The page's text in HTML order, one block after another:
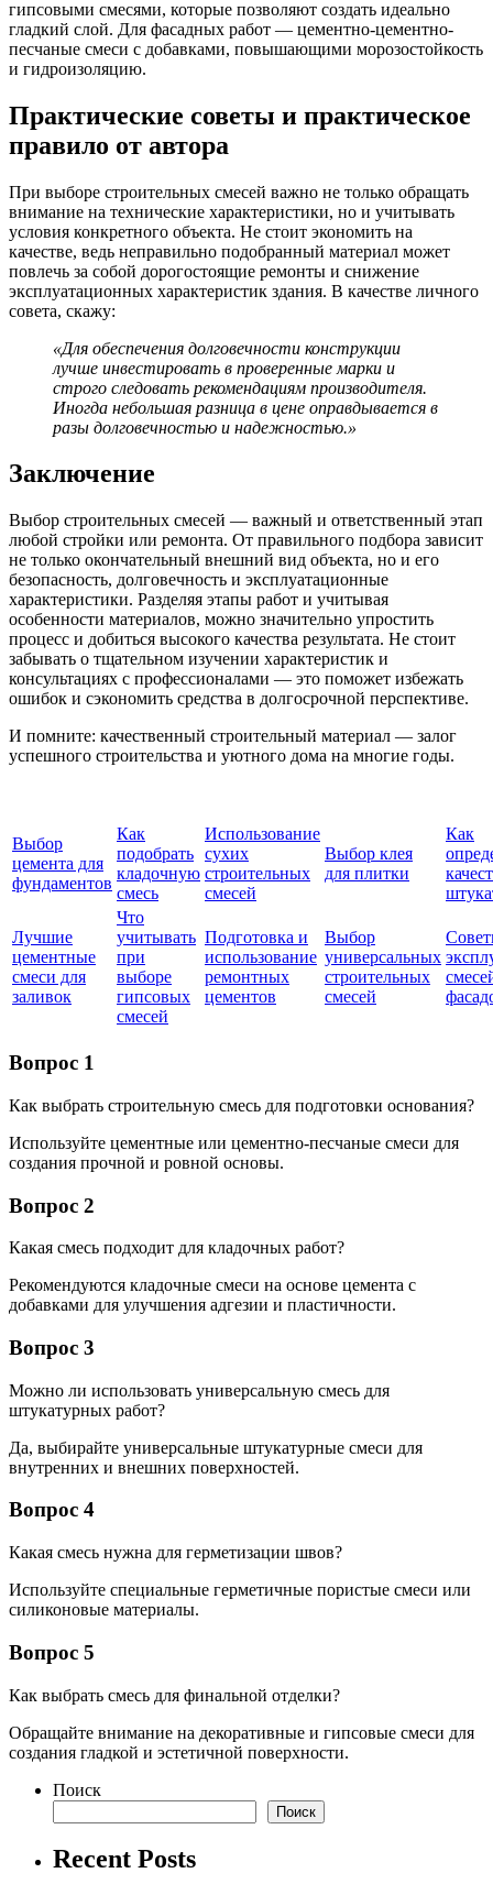
гипсовыми смесями, которые позволяют создать идеально
гладкий слой. Для фасадных работ — цементно-цементно-
песчаные смеси с добавками, повышающими морозостойкость
и гидроизоляцию.
Практические советы и практическое
правило от автора
При выборе строительных смесей важно не только обращать
внимание на технические характеристики, но и учитывать
условия конкретного объекта. Не стоит экономить на
качестве, ведь неправильно подобранный материал может
повлечь за собой дорогостоящие ремонты и снижение
эксплуатационных характеристик здания. В качестве личного
совета, скажу:
«Для обеспечения долговечности конструкции
лучше инвестировать в проверенные марки и
строго следовать рекомендациям производителя.
Иногда небольшая разница в цене оправдывается в
разы долговечностью и надежностью.»
Заключение
Выбор строительных смесей — важный и ответственный этап
любой стройки или ремонта. От правильного подбора зависит
не только окончательный внешний вид объекта, но и его
безопасность, долговечность и эксплуатационные
характеристики. Разделяя этапы работ и учитывая
особенности материалов, можно значительно упростить
процесс и добиться высокого качества результата. Не стоит
забывать о тщательном изучении характеристик и
консультациях с профессионалами — это поможет избежать
ошибок и сэкономить средства в долгосрочной перспективе.
И помните: качественный строительный материал — залог
успешного строительства и уютного дома на многие годы.
Выбор
цемента для
фундаментов
Как
подобрать
кладочную
смесь
Использование
сухих
строительных
смесей
Выбор клея
для плитки
Как
Лучшие
цементные
смеси для
заливок
Что
учитывать
при
выборе
гипсовых
смесей
Подготовка и
использование
ремонтных
цементов
Выбор
универсальных
строительных
смесей
Вопрос 1
Как выбрать строительную смесь для подготовки основания?
Используйте цементные или цементно-песчаные смеси для
создания прочной и ровной основы.
Вопрос 2
Какая смесь подходит для кладочных работ?
Рекомендуются кладочные смеси на основе цемента с
добавками для улучшения адгезии и пластичности.
Вопрос 3
Можно ли использовать универсальную смесь для
штукатурных работ?
Да, выбирайте универсальные штукатурные смеси для
внутренних и внешних поверхностей.
Вопрос 4
Какая смесь нужна для герметизации швов?
Используйте специальные герметичные пористые смеси или
силиконовые материалы.
Вопрос 5
Как выбрать смесь для финальной отделки?
Обращайте внимание на декоративные и гипсовые смеси для
создания гладкой и эстетичной поверхности.
Поиск
Поиск
Recent Posts